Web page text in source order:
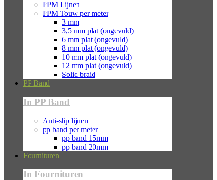
PPM Lijnen
PPM Touw per meter
3 mm
3,5 mm plat (ongevuld)
6 mm plat (ongevuld)
8 mm plat (ongevuld)
10 mm plat (ongevuld)
12 mm plat (ongevuld)
Solid braid
PP Band
In PP Band
Anti-slip lijnen
pp band per meter
pp band 15mm
pp band 20mm
Fournituren
In Fournituren